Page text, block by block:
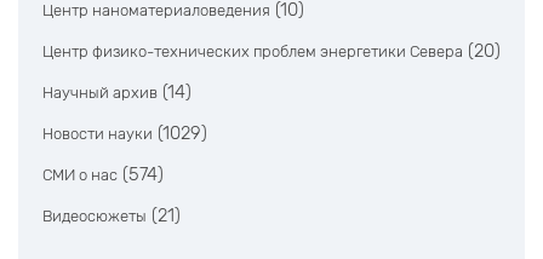
Центр наноматериаловедения (10)
Центр физико-технических проблем энергетики Севера (20)
Научный архив (14)
Новости науки (1029)
СМИ о нас (574)
Видеосюжеты (21)